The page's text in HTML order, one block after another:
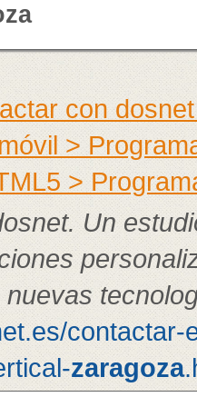
con
>
>
Un
contactar-
zaragoza